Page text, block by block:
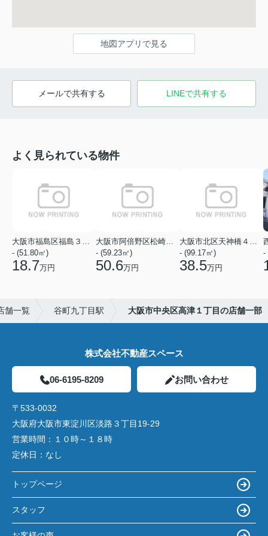
地図アプリで見る
メールで共有する LINEで共有する
よく見られている物件
- (51.80㎡)
18.7万円
- (59.23㎡)
50.6万円
- (99.17㎡)
38.5万円
-
舗一覧 谷町九丁目駅 大阪市中央区高津１丁目の店舗一部
株式会社不動産スペース
06-6195-8209 お問い合わせ
〒533-0032
大阪府大阪市東淀川区淡路３丁目19-29
営業時間： １０時～１８時
定休日： なし
トップページ
スタッフ